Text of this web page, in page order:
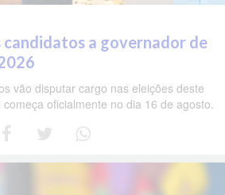
candidatos a governador de
vão disputar cargo nas eleições deste
oficialmente no dia 16 de agosto.